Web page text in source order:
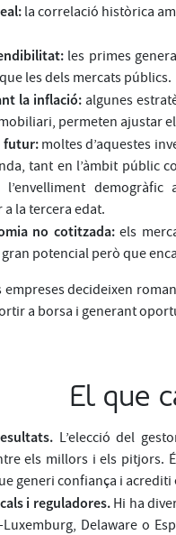
la correlació històrica
les primes
les dels mercats públics.
la inflació: algunes
permeten ajustar
futur:moltes d’aquestes
tant en l’àmbit públic
la tercera edat.
no cotitzada:els
potencial però que
empreses decideixen
a borsa i generant
El que
L’elecció del
els millors i els pitjors.
generi confiança i acrediti
i reguladores. Hi ha
Delaware o